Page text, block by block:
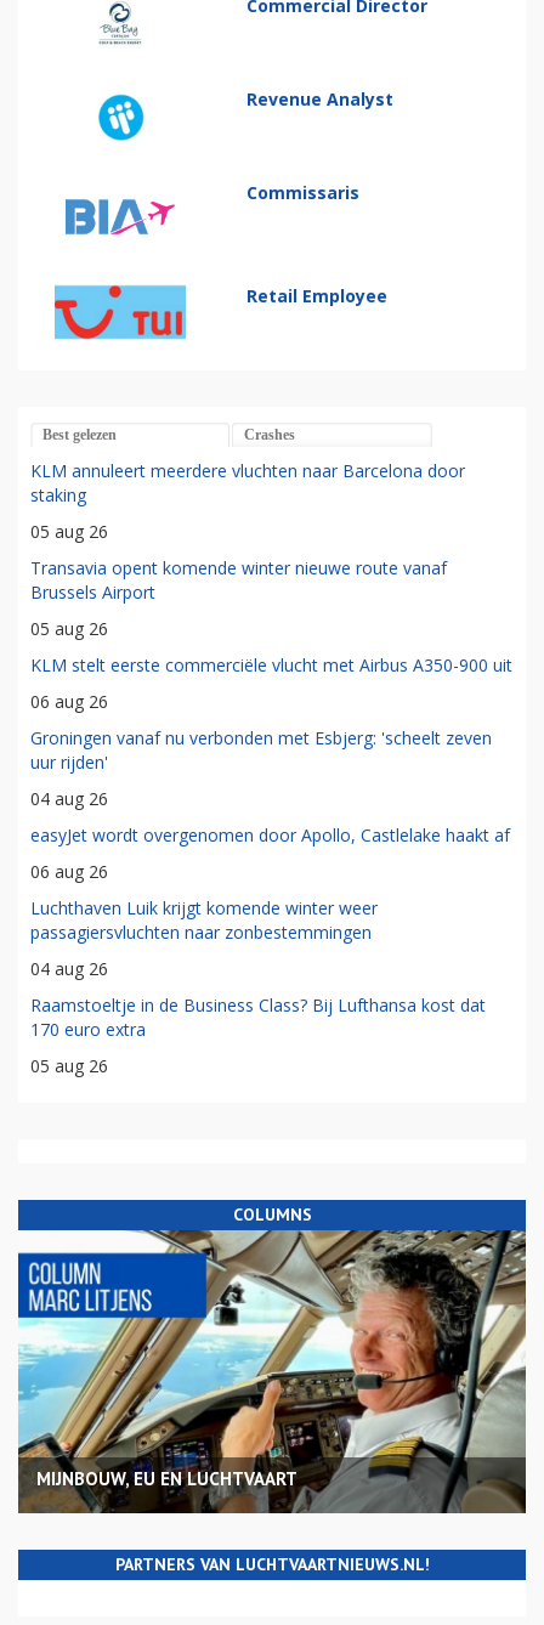
Commercial Director
Revenue Analyst
Commissaris
Retail Employee
Best gelezen Crashes
KLM annuleert meerdere vluchten naar Barcelona door
staking
05 aug 26
Transavia opent komende winter nieuwe route vanaf
Brussels Airport
05 aug 26
KLM stelt eerste commerciële vlucht met Airbus A350-900 uit
06 aug 26
Groningen vanaf nu verbonden met Esbjerg: 'scheelt zeven
uur rijden'
04 aug 26
easyJet wordt overgenomen door Apollo, Castlelake haakt af
06 aug 26
Luchthaven Luik krijgt komende winter weer
passagiersvluchten naar zonbestemmingen
04 aug 26
Raamstoeltje in de Business Class? Bij Lufthansa kost dat
170 euro extra
05 aug 26
COLUMNS
MIJNBOUW, EU EN LUCHTVAART
PARTNERS VAN LUCHTVAARTNIEUWS.NL!